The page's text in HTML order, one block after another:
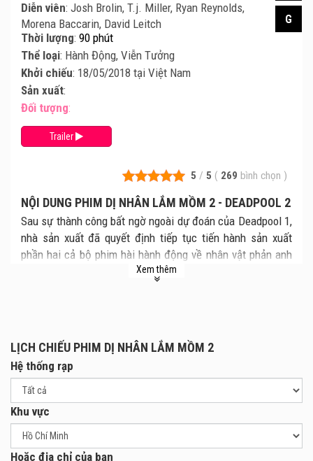
5 / 5 ( 269 bình chọn )
NỘI DUNG PHIM DỊ NHÂN LẮM MỒM 2 - DEADPOOL 2
Sau sự thành công bất ngờ ngoài dự đoán của Deadpool 1,
nhà sản xuất đã quyết định tiếp tục tiến hành sản xuất
phần hai cả bộ phim hài hành động về nhân vật phản anh
Leslie Uggams. Gần một năm nữa bộ phim mới được chính
thức ra mắt khán giả, chính vì vậy nhà sản xuất chưa tiết lộ
quá nhiều thông tin về nội dung bộ phim. Tuy nhiên hình
ảnh mới nhất trong trailer phim Deadpool 2 vừa được nhà
sản xuất tung ra, cơn khát thông tin của khán giả phần nào
đã được thỏa mãn.
Trong trailer mới nhất, khán giả đã một lần nữa được gặp
Xem thêm
Diễn viên: Josh Brolin, T.j. Miller, Ryan Reynolds,
Morena Baccarin, David Leitch
Thời lượng: 90 phút
Thể loại: Hành Động, Viễn Tưởng
Khởi chiếu: 18/05/2018 tại Việt Nam
Sản xuất:
Đối tượng:
Trailer
G
LỊCH CHIẾU PHIM DỊ NHÂN LẮM MỒM 2
Hệ thống rạp
Khu vực
Hoặc địa chỉ của bạn